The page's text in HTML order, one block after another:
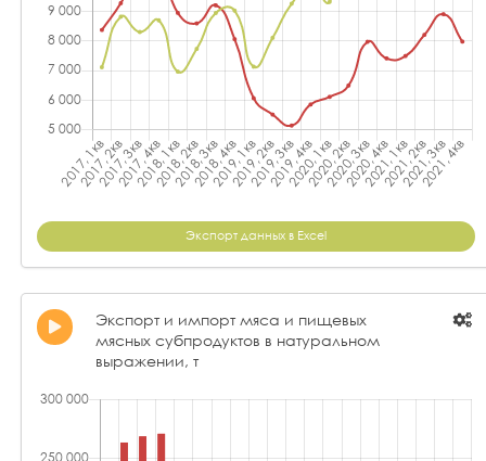
Экспорт данных в Excel
Экспорт и импорт мяса и пищевых
мясных субпродуктов в натуральном
выражении, т